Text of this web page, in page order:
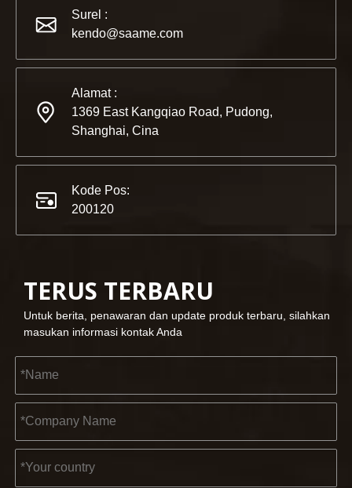
Mitra dan teman, kami memiliki berita bagus untuk
2023-03-02
KENDO di pameran Cologne 2023
Surel :
kendo@saame.com
Alamat :
1369 East Kangqiao Road, Pudong,
Shanghai, Cina
Kode Pos:
200120
TERUS TERBARU
Untuk berita, penawaran dan update produk terbaru, silahkan
masukan informasi kontak Anda